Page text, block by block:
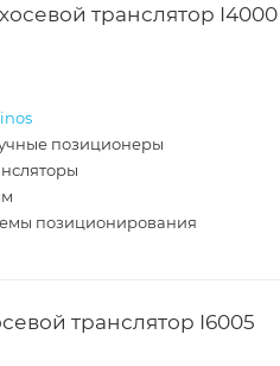
транслятор I4000
позиционеры
позиционирования
транслятор I6005